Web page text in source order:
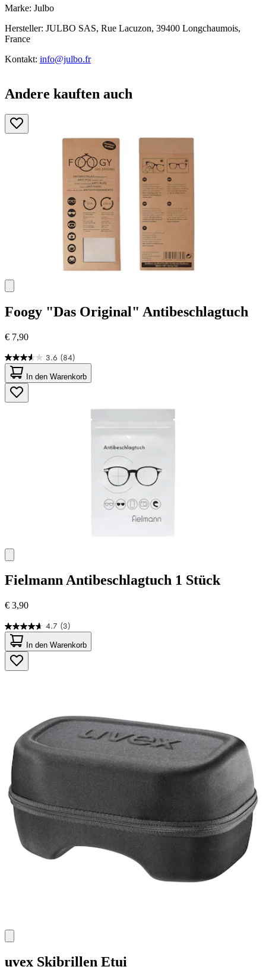
Marke: Julbo
Hersteller: JULBO SAS, Rue Lacuzon, 39400 Longchaumois,
France
Kontakt: info@julbo.fr
Andere kauften auch
Foogy "Das Original" Antibeschlagtuch
€ 7,90
3.6 (84)
3.6
von
5
Sternen.
84
In den Warenkorb
FielmannAntibeschlagtuch 1 Stück
€ 3,90
4.7 (3)
4.7
von
5
Sternen.
3
In den Warenkorb
uvex Skibrillen Etui